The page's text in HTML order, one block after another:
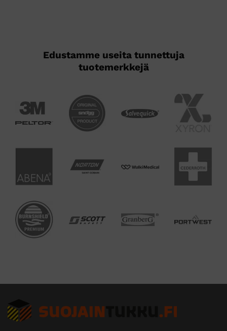
Edustamme useita tunnettuja
tuotemerkkejä